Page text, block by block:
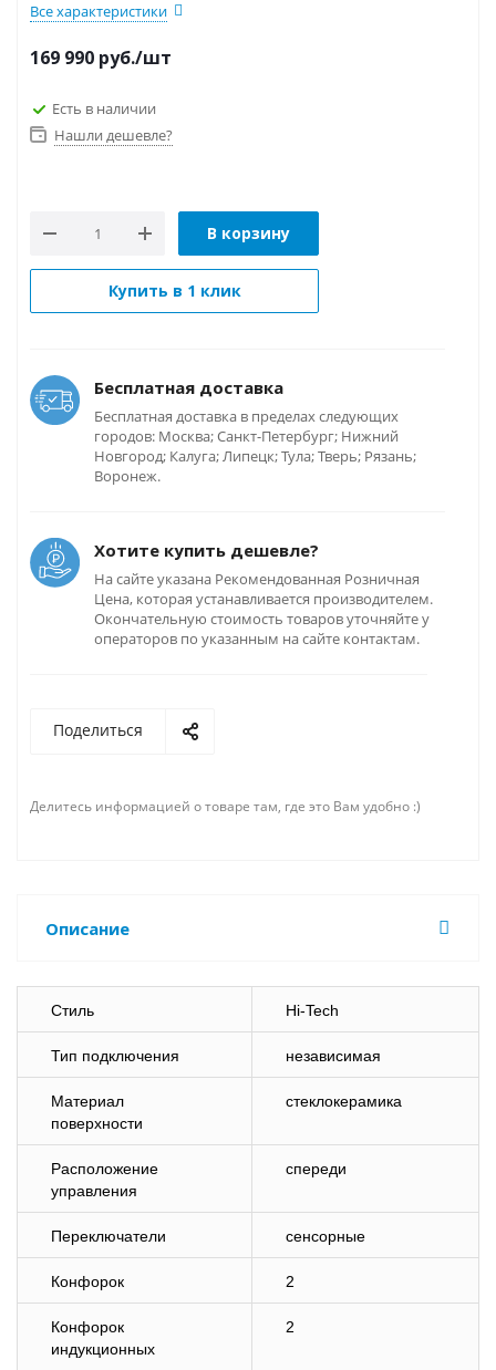
Все характеристики
169 990 руб./шт
Есть в наличии
Нашли дешевле?
В корзину
Купить в 1 клик
Бесплатная доставка
Бесплатная доставка в пределах следующих
городов: Москва; Санкт-Петербург; Нижний
Новгород; Калуга; Липецк; Тула; Тверь; Рязань;
Воронеж.
Хотите купить дешевле?
На сайте указана Рекомендованная Розничная
Цена, которая устанавливается производителем.
Окончательную стоимость товаров уточняйте у
операторов по указанным на сайте контактам.
Поделиться
Делитесь информацией о товаре там, где это Вам удобно :)
Описание
Стиль Hi-Tech
Тип подключения независимая
Материал
поверхности
стеклокерамика
Расположение
управления
спереди
Переключатели сенсорные
Конфорок 2
Конфорок
индукционных
2